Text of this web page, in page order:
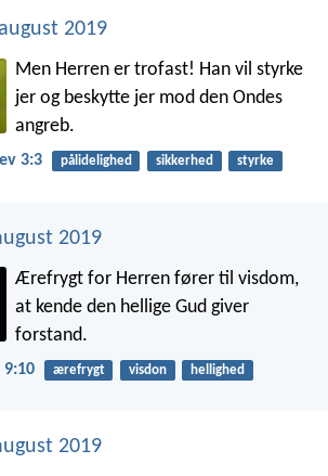
2019
Men Herren er trofast! Han vil styrke
jer og beskytte jer mod den Ondes
angreb.
3:3 pålidelighed sikkerhed styrke
2019
Ærefrygt for Herren fører til visdom,
at kende den hellige Gud giver
forstand.
9:10 ærefrygt visdon hellighed
2019